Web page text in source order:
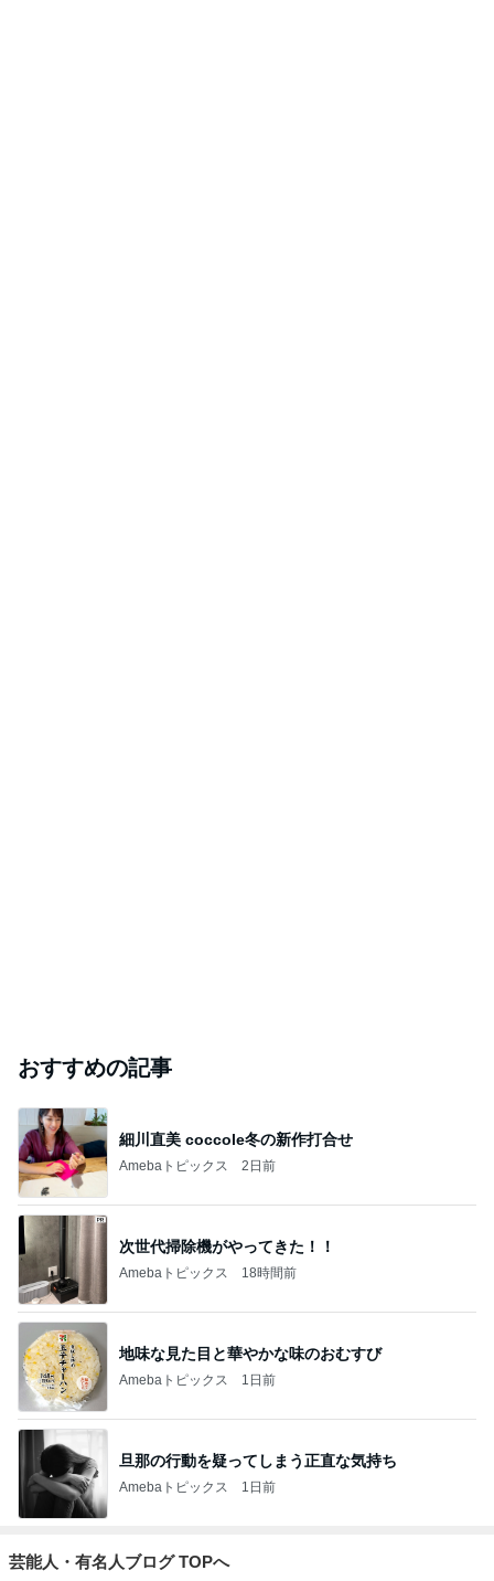
おすすめの記事
細川直美 coccole冬の新作打合せ
Amebaトピックス 2日前
次世代掃除機がやってきた！！
Amebaトピックス 18時間前
地味な見た目と華やかな味のおむすび
Amebaトピックス 1日前
旦那の行動を疑ってしまう正直な気持ち
Amebaトピックス 1日前
芸能人・有名人ブログ TOPへ